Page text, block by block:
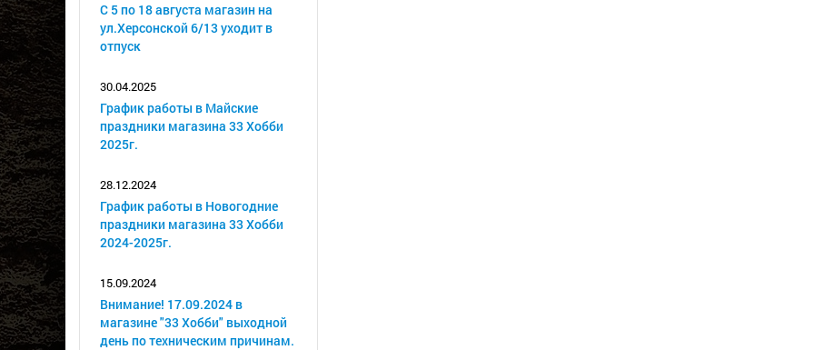
С 5 по 18 августа магазин на
ул.Херсонской 6/13 уходит в
отпуск
30.04.2025
График работы в Майские
праздники магазина 33 Хобби
2025г.
28.12.2024
График работы в Новогодние
праздники магазина 33 Хобби
2024-2025г.
15.09.2024
Внимание! 17.09.2024 в
магазине "33 Хобби" выходной
день по техническим причинам.